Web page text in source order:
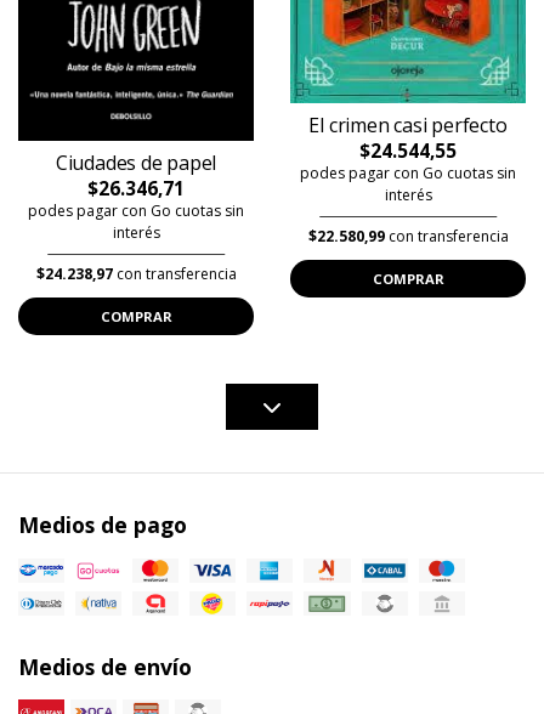
Ciudades de papel
$26.346,71
podes pagar con Go cuotas sin
interés
$24.238,97con transferencia
COMPRAR
El crimen casi perfecto
$24.544,55
podes pagar con Go cuotas sin
interés
$22.580,99con transferencia
COMPRAR
Medios de pago
Medios de envío